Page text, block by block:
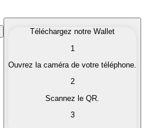
qui vous intéressent
cryptomonnaies en monnaie
Téléchargez notre Wallet
1
Ouvrez la caméra de votre téléphone.
2
Scannez le QR.
3